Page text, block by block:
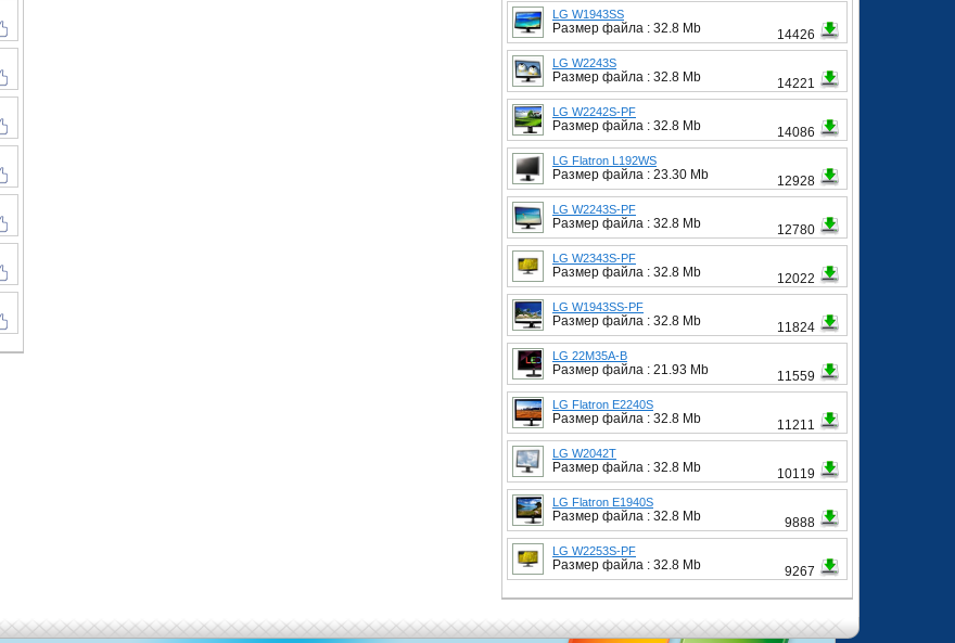
LG W1943SS
Размер файла : 32.8 Mb 14426
LG W2243S
Размер файла : 32.8 Mb 14221
LG W2242S-PF
Размер файла : 32.8 Mb 14086
LG Flatron L192WS
Размер файла : 23.30 Mb 12928
LG W2243S-PF
Размер файла : 32.8 Mb 12780
LG W2343S-PF
Размер файла : 32.8 Mb 12022
LG W1943SS-PF
Размер файла : 32.8 Mb 11824
LG 22M35A-B
Размер файла : 21.93 Mb 11559
LG Flatron E2240S
Размер файла : 32.8 Mb 11211
LG W2042T
Размер файла : 32.8 Mb 10119
LG Flatron E1940S
Размер файла : 32.8 Mb 9888
LG W2253S-PF
Размер файла : 32.8 Mb 9267